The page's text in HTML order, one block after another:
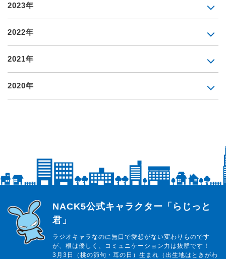
2023年
2022年
2021年
2020年
らじっと君
NACK5公式キャラクター「らじっと
君」
ラジオキャラなのに無口で愛想がない変わりものです
が、根は優しく、コミュニケーション力は抜群です！
3月3日（桃の節句・耳の日）生まれ（出生地はときがわ